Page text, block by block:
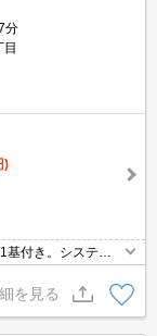
分
)
付き。システム
を見る